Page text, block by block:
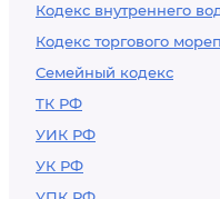
Кодекс внутреннего
Кодекс торгового
Семейный кодекс
ТК РФ
УИК РФ
УК РФ